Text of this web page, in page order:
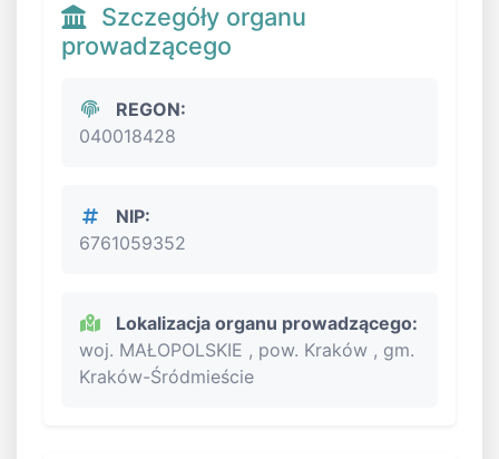
Szczegóły organu
prowadzącego
REGON:
040018428
NIP:
6761059352
Lokalizacja organu prowadzącego:
woj. MAŁOPOLSKIE , pow. Kraków , gm.
Kraków-Śródmieście